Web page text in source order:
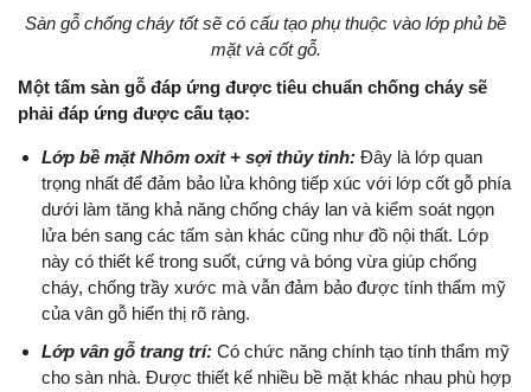
Sàn gỗ chống cháy tốt sẽ có cấu tạo phụ thuộc vào lớp phủ bề
mặt và cốt gỗ.
Một tấm sàn gỗ đáp ứng được tiêu chuẩn chống cháy sẽ
phải đáp ứng được cấu tạo:
Lớp bề mặt Nhôm oxit + sợi thủy tinh: Đây là lớp quan
trọng nhất để đảm bảo lửa không tiếp xúc với lớp cốt gỗ phía
dưới làm tăng khả năng chống cháy lan và kiểm soát ngọn
lửa bén sang các tấm sàn khác cũng như đồ nội thất. Lớp
này có thiết kế trong suốt, cứng và bóng vừa giúp chống
cháy, chống trầy xước mà vẫn đảm bảo được tính thẩm mỹ
của vân gỗ hiển thị rõ ràng.
Lớp vân gỗ trang trí: Có chức năng chính tạo tính thẩm mỹ
cho sàn nhà. Được thiết kế nhiều bề mặt khác nhau phù hợp